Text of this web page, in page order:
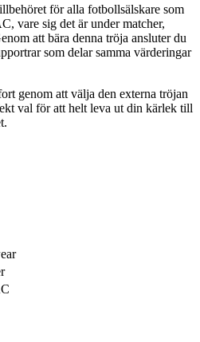
för alla fotbollsälskare som
vare sig det är under matcher,
att bära denna tröja ansluter du
som delar samma värderingar
genom att välja den externa tröjan
val för att helt leva ut din kärlek till